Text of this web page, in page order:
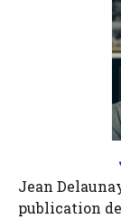
Jean
publication